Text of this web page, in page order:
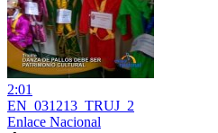
2:01
EN_031213_TRUJ_2
Enlace Nacional